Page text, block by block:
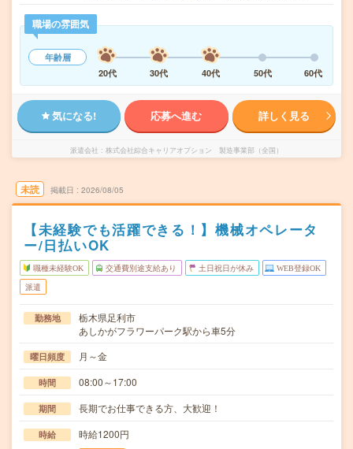
職場の雰囲気
年齢層
20代
30代 40代 50代 60代
気になる! 応募へ進む 詳しく見る
派遣会社 株式会社綜合キャリアオプション 製造事業部（全国）
未読 掲載日 2026/08/05
【未経験でも活躍できる！】機械オペレータ
ー/日払いOK
職種未経験OK 交通費別途支給あり 土日祝日が休み WEB登録OK
派遣
勤務地
栃木県足利市
あしかがフラワーパーク駅から車5分
曜日頻度 月～金
時間 08:00～17:00
期間 長期でお仕事できる方、大歓迎！
時給 時給1200円